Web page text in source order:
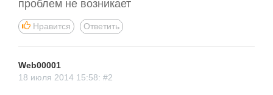
проблем не возникает
Нравится Ответить
Web00001
18 июля 2014 15:58: #2